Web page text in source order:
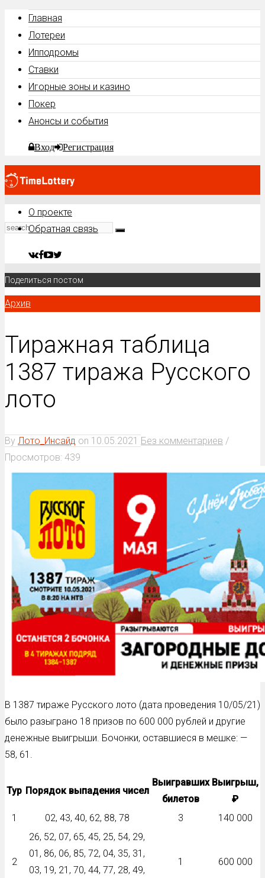
Главная
Лотереи
Ипподромы
Ставки
Игорные зоны и казино
Покер
Анонсы и события
Вход Регистрация
О проекте
Обратная связь
Поделиться постом
Архив
Тиражная таблица
1387 тиража Русского
лото
By Лото_Инсайд on 10.05.2021 Без комментариев /
Просмотров: 439
В 1387 тираже Русского лото (дата проведения 10/05/21)
было разыграно 18 призов по 600 000 рублей и другие
денежные выигрыши. Бочонки, оставшиеся в мешке: —
58, 61.
Тур Порядок выпадения чисел
Выигравших
билетов
Выигрыш,
₽
1
02, 43, 40, 62, 88, 78 3 140 000
2
26, 52, 07, 65, 45, 25, 54, 29,
01, 86, 06, 85, 72, 04, 35, 31,
03, 19, 21, 70, 44, 77, 28, 49,
1 600 000